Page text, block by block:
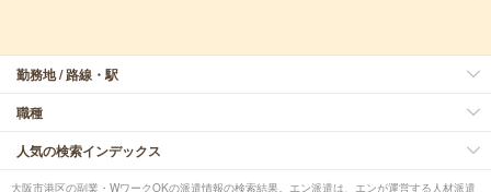
勤務地 / 路線・駅
職種
人気の検索インデックス
大阪市港区の副業・WワークOKの派遣情報の検索結果。エン派遣は、エンが運営する人材派遣